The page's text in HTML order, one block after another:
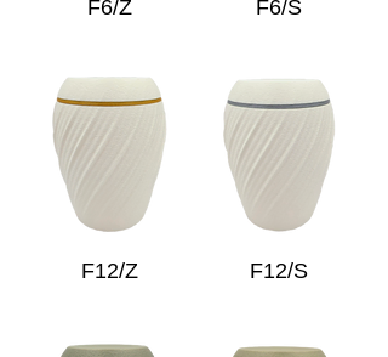
F6/Z F6/S
F12/Z F12/S